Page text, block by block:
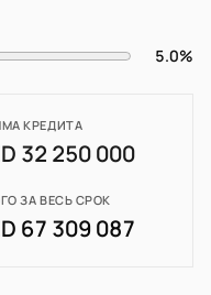
5.0%
КРЕДИТА
32 250 000
ЗА ВЕСЬ СРОК
67 309 087